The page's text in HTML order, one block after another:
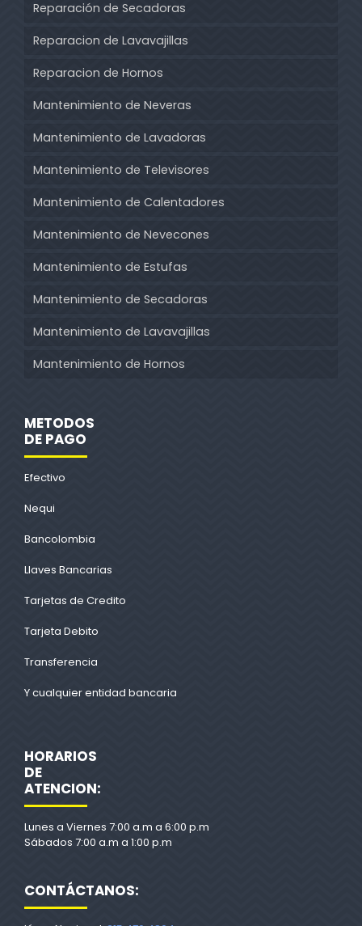
Reparación de Secadoras
Reparacion de Lavavajillas
Reparacion de Hornos
Mantenimiento de Neveras
Mantenimiento de Lavadoras
Mantenimiento de Televisores
Mantenimiento de Calentadores
Mantenimiento de Nevecones
Mantenimiento de Estufas
Mantenimiento de Secadoras
Mantenimiento de Lavavajillas
Mantenimiento de Hornos
METODOS
DE PAGO
Efectivo
Nequi
Bancolombia
Llaves Bancarias
Tarjetas de Credito
Tarjeta Debito
Transferencia
Y cualquier entidad bancaria
HORARIOS
DE
ATENCION:
Lunes a Viernes 7:00 a.m a 6:00 p.m
Sábados 7:00 a.m a 1:00 p.m
CONTÁCTANOS: